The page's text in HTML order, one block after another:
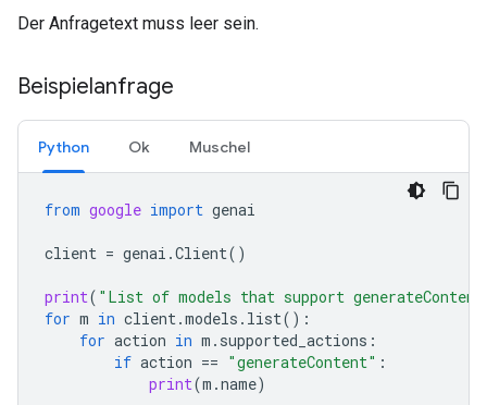
Der Anfragetext muss leer sein.
Beispielanfrage
Python Ok Muschel
from google import genai
client = genai .Client()
print( "List of models that support
for m in client.models . list():
for action in m . supported_actions :
if action == "generateContent" :
print(m .name)